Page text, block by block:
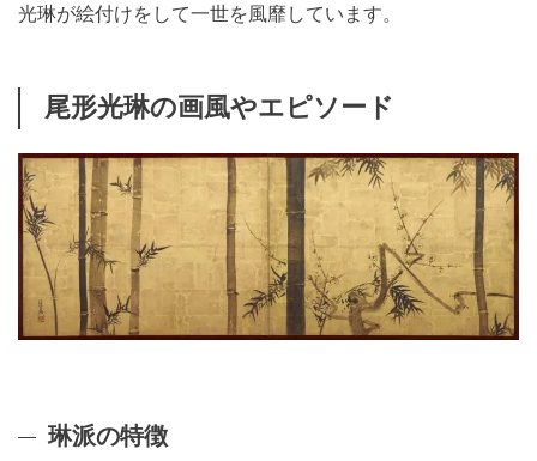
光琳が絵付けをして一世を風靡しています。
尾形光琳の画風やエピソード
琳派の特徴